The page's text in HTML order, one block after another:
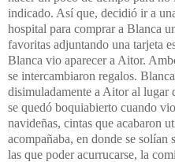
indicado. Así que, decidió ir a
hospital para comprar a Blanca
favoritas adjuntando una tarjeta
Blanca vio aparecer a Aitor.
se intercambiaron regalos.
disimuladamente a Aitor al lugar
se quedó boquiabierto cuando
navideñas, cintas que acabaron
acompañaba, en donde se solían
las que poder acurrucarse, la